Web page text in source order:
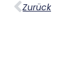
Zurück